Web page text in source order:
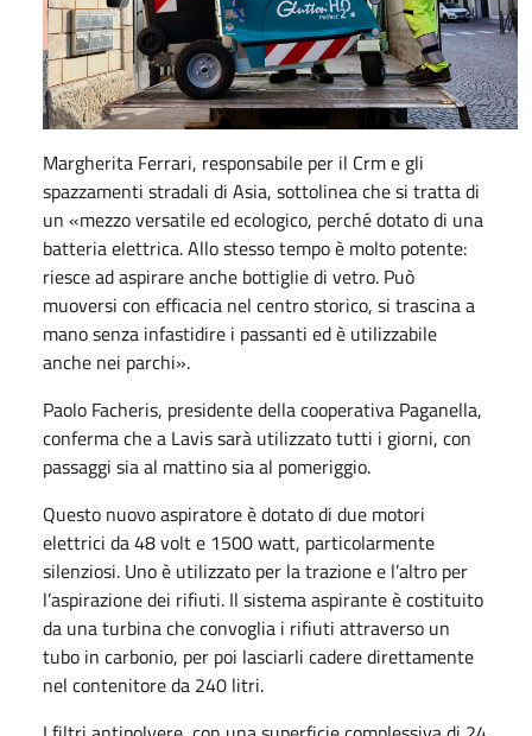
Margherita Ferrari, responsabile per il Crm e gli
spazzamenti stradali di Asia, sottolinea che si tratta di
un «mezzo versatile ed ecologico, perché dotato di una
batteria elettrica. Allo stesso tempo è molto potente:
riesce ad aspirare anche bottiglie di vetro. Può
muoversi con efficacia nel centro storico, si trascina a
mano senza infastidire i passanti ed è utilizzabile
anche nei parchi».
Paolo Facheris, presidente della cooperativa Paganella,
conferma che a Lavis sarà utilizzato tutti i giorni, con
passaggi sia al mattino sia al pomeriggio.
Questo nuovo aspiratore è dotato di due motori
elettrici da 48 volt e 1500 watt, particolarmente
silenziosi. Uno è utilizzato per la trazione e l’altro per
l’aspirazione dei rifiuti. Il sistema aspirante è costituito
da una turbina che convoglia i rifiuti attraverso un
tubo in carbonio, per poi lasciarli cadere direttamente
nel contenitore da 240 litri.